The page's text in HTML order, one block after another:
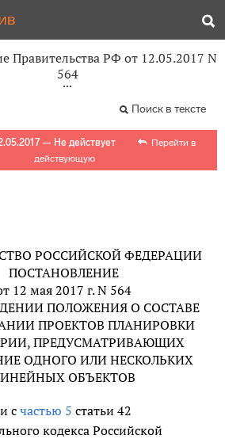
Правительства РФ от 12.05.2017 N
564
Поиск в тексте
— Не действует
Перейти в
действующую
РОССИЙСКОЙ ФЕДЕРАЦИИ
ПОСТАНОВЛЕНИЕ
12 мая 2017 г. N 564
ПОЛОЖЕНИЯ О СОСТАВЕ
ПРОЕКТОВ ПЛАНИРОВКИ
ПРЕДУСМАТРИВАЮЩИХ
ОДНОГО ИЛИ НЕСКОЛЬКИХ
ОБЪЕКТОВ
счастью 5 статьи 42
кодекса Российской